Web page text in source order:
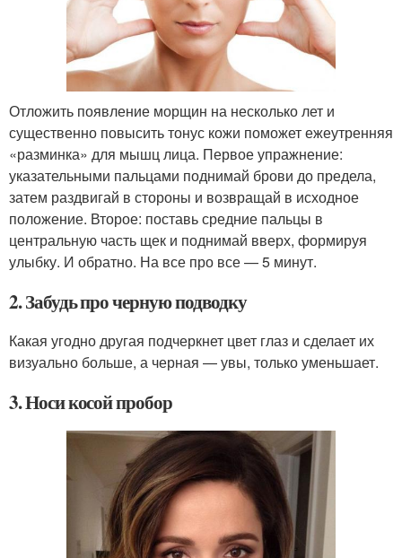
Отложить появление морщин на несколько лет и
существенно повысить тонус кожи поможет ежеутренняя
«разминка» для мышц лица. Первое упражнение:
указательными пальцами поднимай брови до предела,
затем раздвигай в стороны и возвращай в исходное
положение. Второе: поставь средние пальцы в
центральную часть щек и поднимай вверх, формируя
улыбку. И обратно. На все про все — 5 минут.
2. Забудь про черную подводку
Какая угодно другая подчеркнет цвет глаз и сделает их
визуально больше, а черная — увы, только уменьшает.
3. Носи косой пробор